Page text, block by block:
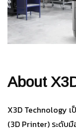
About
X3D Technology
(3D Printer) ระดับ